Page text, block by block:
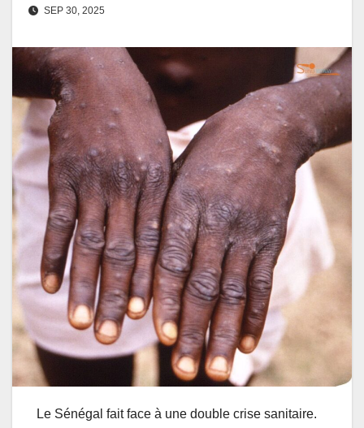
SEP 30, 2025
Le Sénégal fait face à une double crise sanitaire.